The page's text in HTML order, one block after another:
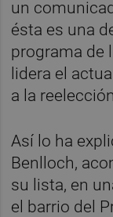
un
ésta es una
programa de
lidera el
a la
Así lo ha
Benlloch,
su lista, en
el barrio del